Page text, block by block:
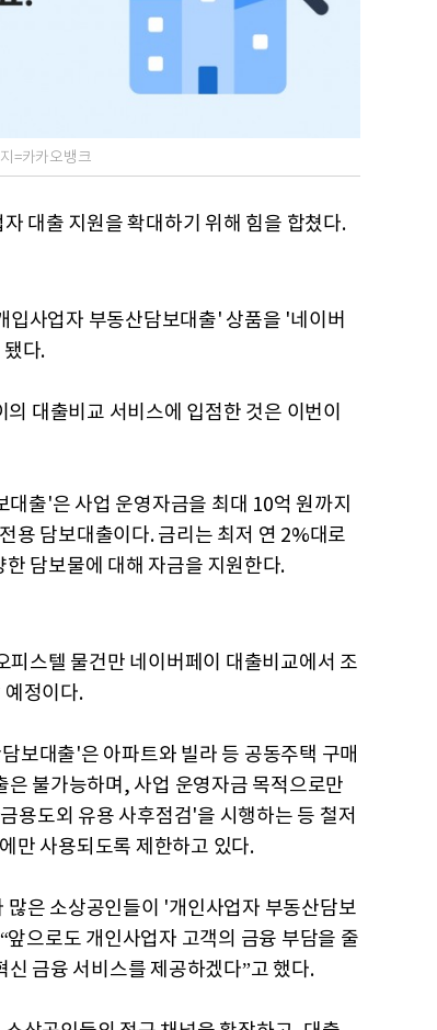
=카카오뱅크
대출 지원을 확대하기 위해 힘을 합쳤다.
사업자 부동산담보대출' 상품을 '네이버
다.
대출비교 서비스에 입점한 것은 이번이
출'은 사업 운영자금을 최대 10억 원까지
용 담보대출이다. 금리는 최저 연 2%대로
담보물에 대해 자금을 지원한다.
피스텔 물건만 네이버페이 대출비교에서 조
정이다.
보대출'은 아파트와 빌라 등 공동주택 구매
불가능하며, 사업 운영자금 목적으로만
용도외 유용 사후점검'을 시행하는 등 철저
만 사용되도록 제한하고 있다.
은 소상공인들이 '개인사업자 부동산담보
으로도 개인사업자 고객의 금융 부담을 줄
금융 서비스를 제공하겠다”고 했다.